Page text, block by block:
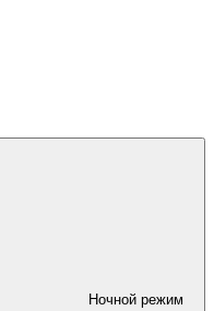
Ночной режим